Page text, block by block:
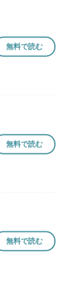
無料で読む
無料で読む
無料で読む